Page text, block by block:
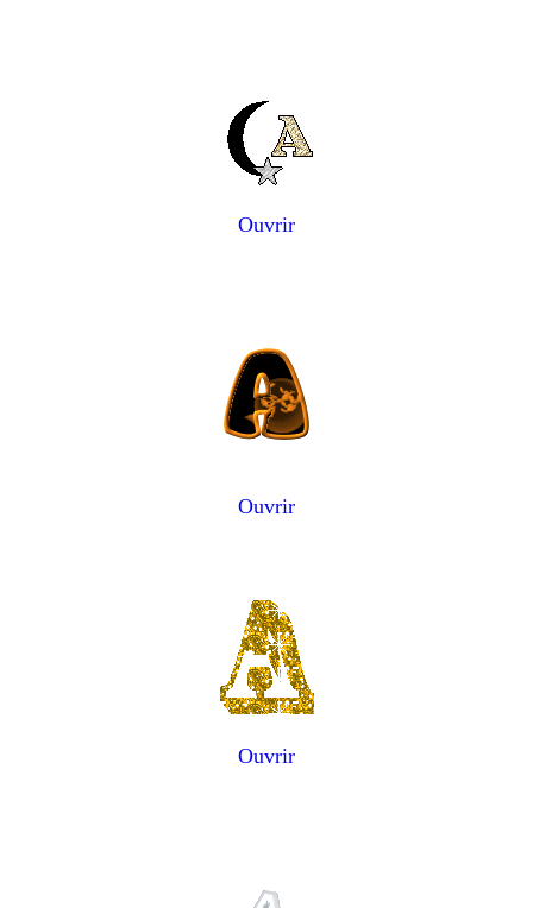
Ouvrir
Ouvrir
Ouvrir